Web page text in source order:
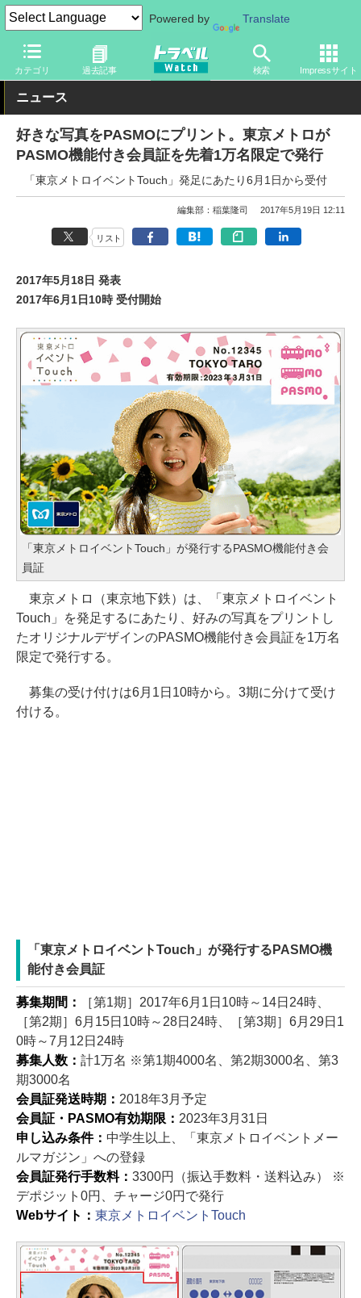
Powered by Translate
カテゴリ 過去記事 検索 Impressサイト
トラベル Watch 旅の情報 カード・電子マネー 交通系ICカード
ニュース
好きな写真をPASMOにプリント。東京メトロが
PASMO機能付き会員証を先着1万名限定で発行
「東京メトロイベントTouch」発足にあたり6月1日から受付
編集部：稲葉隆司 2017年5月19日 12:11
リスト
2017年5月18日 発表
2017年6月1日10時 受付開始
「東京メトロイベントTouch」が発行するPASMO機能付き会
員証
東京メトロ（東京地下鉄）は、「東京メトロイベント
Touch」を発足するにあたり、好みの写真をプリントし
たオリジナルデザインのPASMO機能付き会員証を1万名
限定で発行する。
募集の受け付けは6月1日10時から。3期に分けて受け
付ける。
「東京メトロイベントTouch」が発行するPASMO機
能付き会員証
募集期間：
［第1期］2017年6月1日10時～14日24時、
［第2期］6月15日10時～28日24時、［第3期］6月29日1
0時～7月12日24時
募集人数： 計1万名 ※第1期4000名、第2期3000名、第3
期3000名
会員証発送時期： 2018年3月予定
会員証・PASMO有効期限： 2023年3月31日
申し込み条件： 中学生以上、「東京メトロイベントメー
ルマガジン」への登録
会員証発行手数料： 3300円（振込手数料・送料込み） ※
デポジット0円、チャージ0円で発行
Webサイト： 東京メトロイベントTouch